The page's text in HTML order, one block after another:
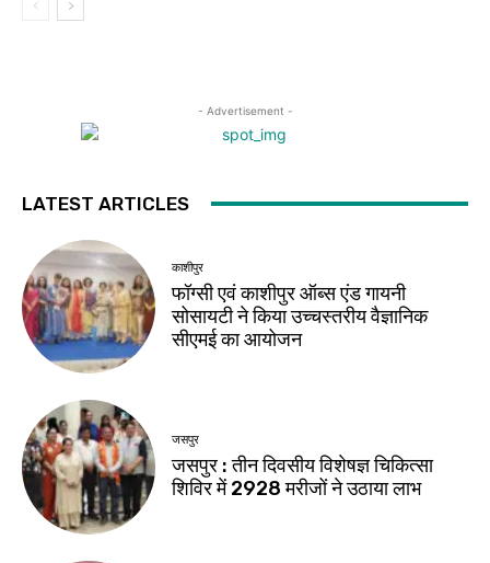
- Advertisement -
LATEST ARTICLES
काशीपुर
फॉग्सी एवं काशीपुर ऑब्स एंड गायनी
सोसायटी ने किया उच्चस्तरीय वैज्ञानिक
सीएमई का आयोजन
जसपुर
जसपुर : तीन दिवसीय विशेषज्ञ चिकित्सा
शिविर में 2928 मरीजों ने उठाया लाभ